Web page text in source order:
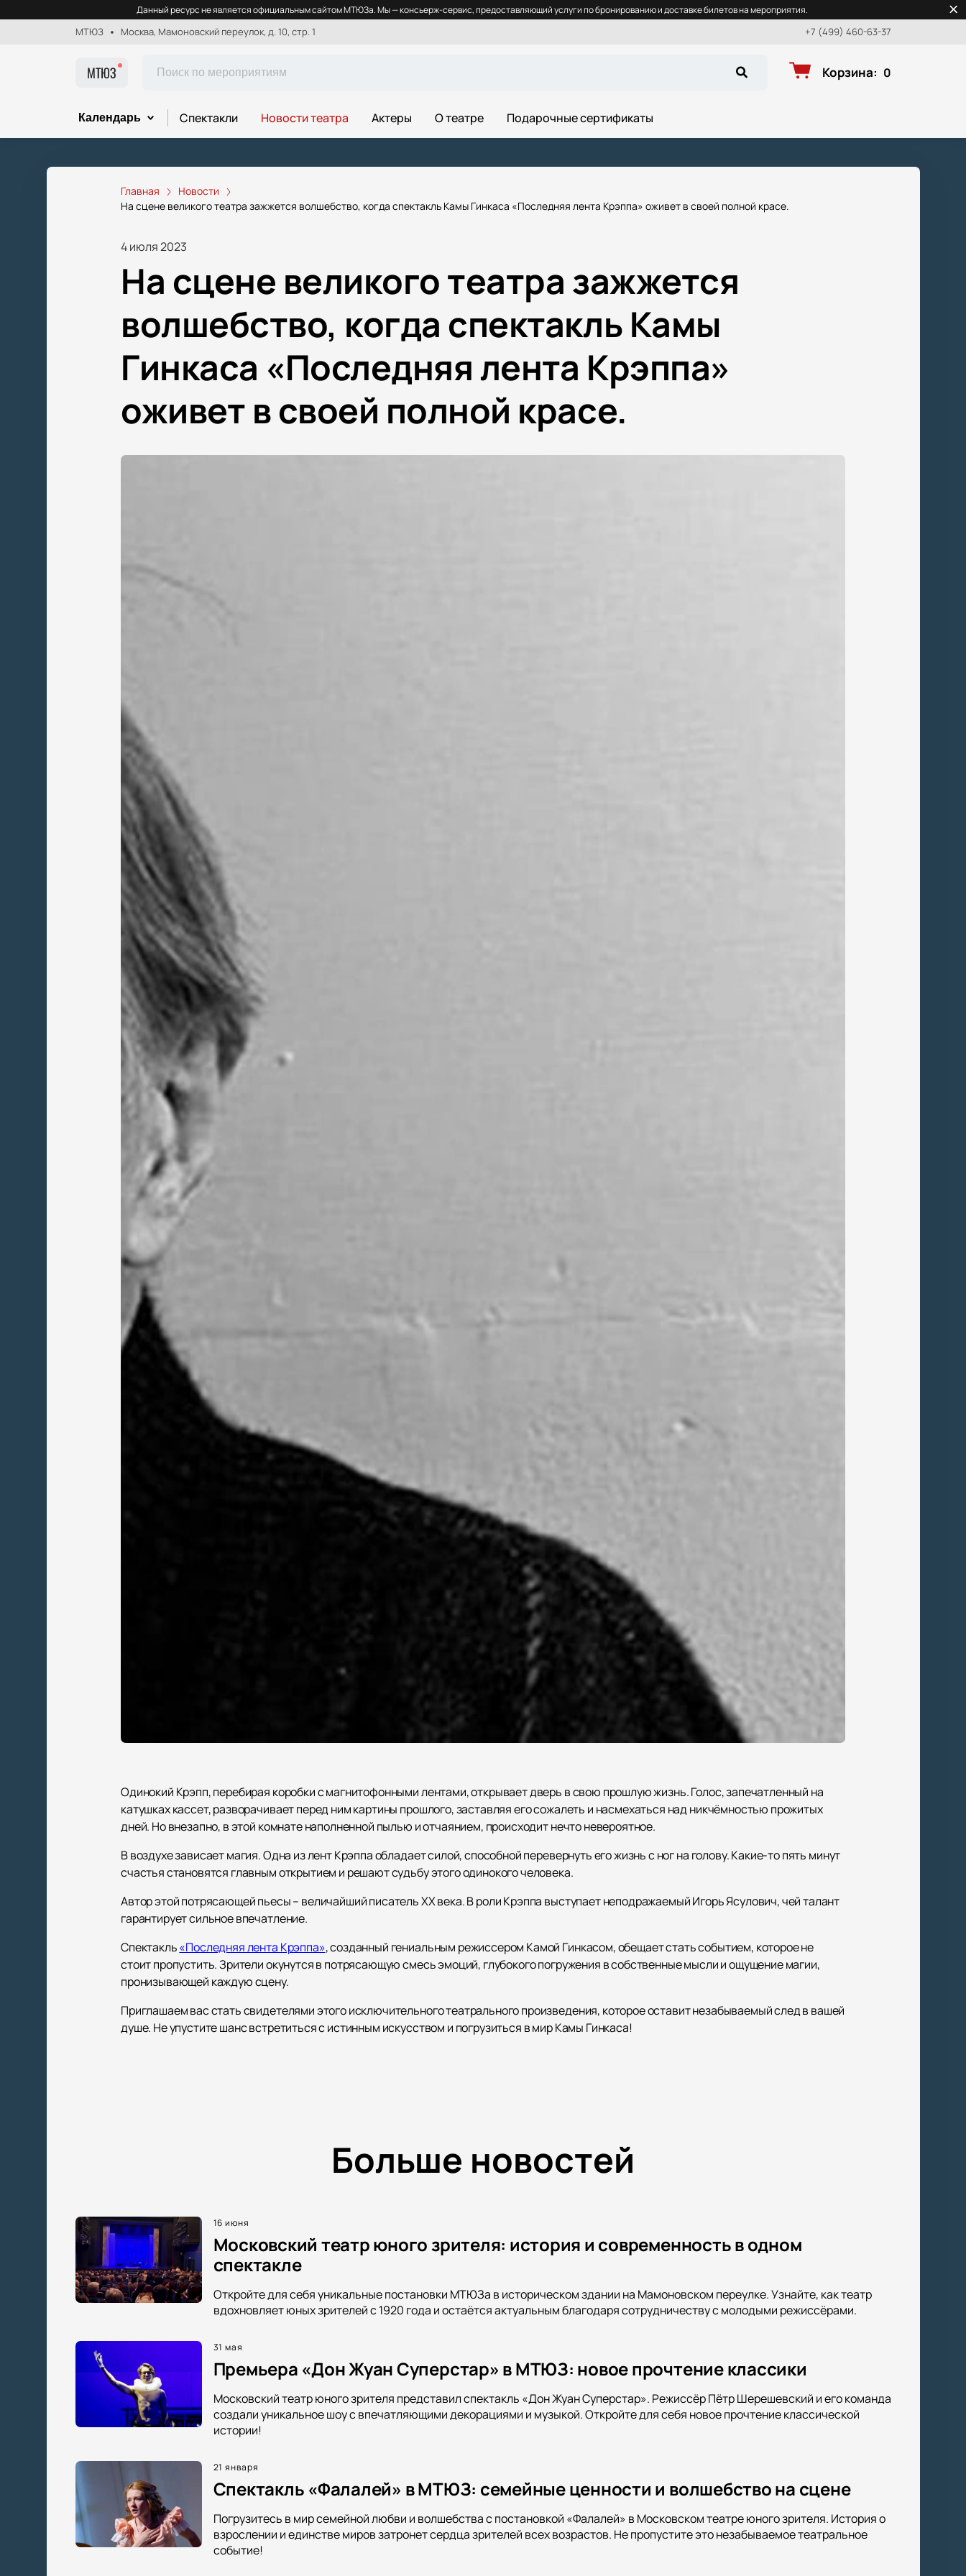
Данный ресурс не является официальным сайтом МТЮЗа. Мы — консьерж-сервис, предоставляющий услуги по бронированию и доставке билетов на мероприятия.
МТЮЗ Москва, Мамоновский переулок, д. 10, стр. 1 +7 (499) 460-63-37
МТЮЗ Корзина: 0
Календарь Спектакли Новости театра Актеры О театре Подарочные сертификаты
Главная
Новости
На сцене великого театра зажжется волшебство, когда спектакль Камы Гинкаса «Последняя лента Крэппа» оживет в своей полной красе.
4 июля 2023
На сцене великого театра зажжется
волшебство, когда спектакль Камы
Гинкаса «Последняя лента Крэппа»
оживет в своей полной красе.
Одинокий Крэпп, перебирая коробки с магнитофонными лентами, открывает дверь в свою прошлую жизнь. Голос, запечатленный на
катушках кассет, разворачивает перед ним картины прошлого, заставляя его сожалеть и насмехаться над никчёмностью прожитых
дней. Но внезапно, в этой комнате наполненной пылью и отчаянием, происходит нечто невероятное.
В воздухе зависает магия. Одна из лент Крэппа обладает силой, способной перевернуть его жизнь с ног на голову. Какие-то пять минут
счастья становятся главным открытием и решают судьбу этого одинокого человека.
Автор этой потрясающей пьесы – величайший писатель ХХ века. В роли Крэппа выступает неподражаемый Игорь Ясулович, чей талант
гарантирует сильное впечатление.
Спектакль«Последняя лента Крэппа», созданный гениальным режиссером Камой Гинкасом, обещает стать событием, которое не
стоит пропустить. Зрители окунутся в потрясающую смесь эмоций, глубокого погружения в собственные мысли и ощущение магии,
пронизывающей каждую сцену.
Приглашаем вас стать свидетелями этого исключительного театрального произведения, которое оставит незабываемый след в вашей
душе. Не упустите шанс встретиться с истинным искусством и погрузиться в мир Камы Гинкаса!
Больше новостей
16 июня
Московский театр юного зрителя: история и современность в одном
спектакле
Откройте для себя уникальные постановки МТЮЗа в историческом здании на Мамоновском переулке. Узнайте, как театр
вдохновляет юных зрителей с 1920 года и остаётся актуальным благодаря сотрудничеству с молодыми режиссёрами.
31 мая
Премьера «Дон Жуан Суперстар» в МТЮЗ: новое прочтение классики
Московский театр юного зрителя представил спектакль «Дон Жуан Суперстар». Режиссёр Пётр Шерешевский и его команда
создали уникальное шоу с впечатляющими декорациями и музыкой. Откройте для себя новое прочтение классической
истории!
21 января
Спектакль «Фалалей» в МТЮЗ: семейные ценности и волшебство на сцене
Погрузитесь в мир семейной любви и волшебства с постановкой «Фалалей» в Московском театре юного зрителя. История о
взрослении и единстве миров затронет сердца зрителей всех возрастов. Не пропустите это незабываемое театральное
событие!